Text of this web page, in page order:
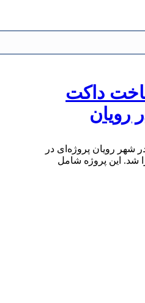
داکت
رویان
شهر رویان پروژه‌ای در
شد. این پروژه شامل